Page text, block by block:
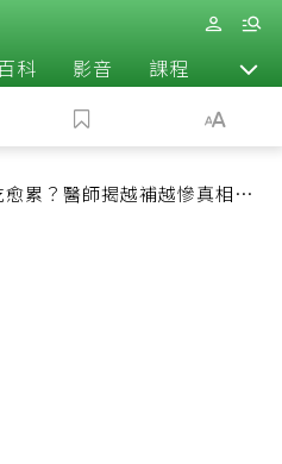
科 影音 課程 退休
累？醫師揭越補越慘真相：